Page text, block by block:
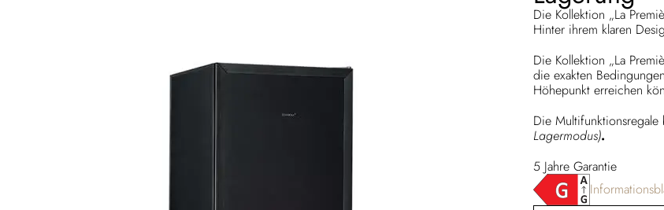
Die Kollektion „La
Hinter ihrem klaren
Die Kollektion „La
die exakten
Höhepunkt erreichen
Die Multifunktionsregale
Lagermodus).
5 Jahre Garantie